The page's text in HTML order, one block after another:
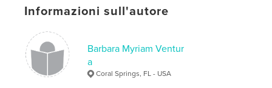
Informazioni sull'autore
Barbara Myriam Ventur
a
Coral Springs, FL - USA